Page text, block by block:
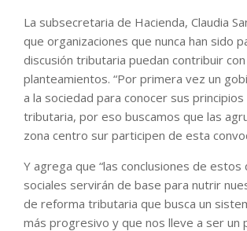
La subsecretaria de Hacienda, Claudia
que organizaciones que nunca han sido
discusión tributaria puedan contribuir
planteamientos. “Por primera vez un
a la sociedad para conocer sus
tributaria, por eso buscamos que las
zona centro sur participen de esta
Y agrega que “las conclusiones de estos
sociales servirán de base para nutrir
de reforma tributaria que busca un
más progresivo y que nos lleve a ser un